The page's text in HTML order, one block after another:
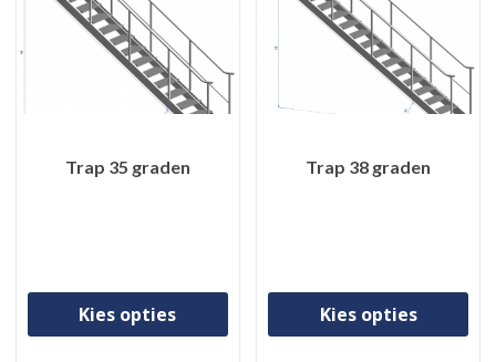
Trap 35 graden
Kies opties
Dit product heeft meerdere
Trap 38 graden
Kies opties